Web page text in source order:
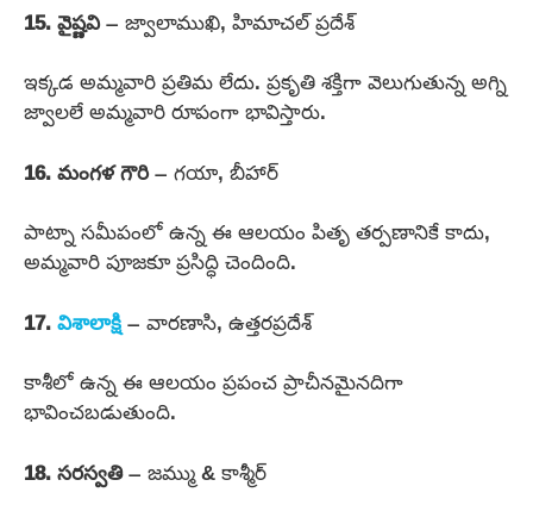
15. వైష్ణవి– జ్వాలాముఖి, హిమాచల్ ప్రదేశ్
ఇక్కడ అమ్మవారి ప్రతిమ లేదు. ప్రకృతి శక్తిగా వెలుగుతున్న అగ్ని
జ్వాలలే అమ్మవారి రూపంగా భావిస్తారు.
16. మంగళ గౌరి– గయా, బీహార్
పాట్నా సమీపంలో ఉన్న ఈ ఆలయం పితృ తర్పణానికే కాదు,
అమ్మవారి పూజకూ ప్రసిద్ధి చెందింది.
17.విశాలాక్షి– వారణాసి, ఉత్తరప్రదేశ్
కాశీలో ఉన్న ఈ ఆలయం ప్రపంచ ప్రాచీనమైనదిగా
భావించబడుతుంది.
18. సరస్వతి– జమ్ము & కాశ్మీర్